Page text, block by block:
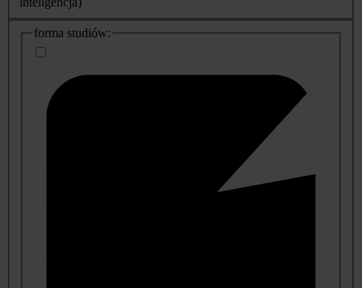
dodatkowe
informacje
forma studiów: